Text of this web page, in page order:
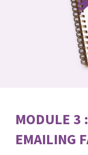
MODULE 3
EMAILING